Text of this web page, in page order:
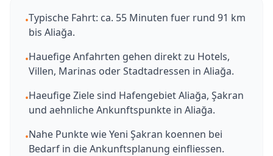
•Typische Fahrt: ca. 55 Minuten fuer rund 91 km
bis Aliağa.
•Hauefige Anfahrten gehen direkt zu Hotels,
Villen, Marinas oder Stadtadressen in Aliağa.
•Haeufige Ziele sind Hafengebiet Aliağa, Şakran
und aehnliche Ankunftspunkte in Aliağa.
•Nahe Punkte wie Yeni Şakran koennen bei
Bedarf in die Ankunftsplanung einfliessen.